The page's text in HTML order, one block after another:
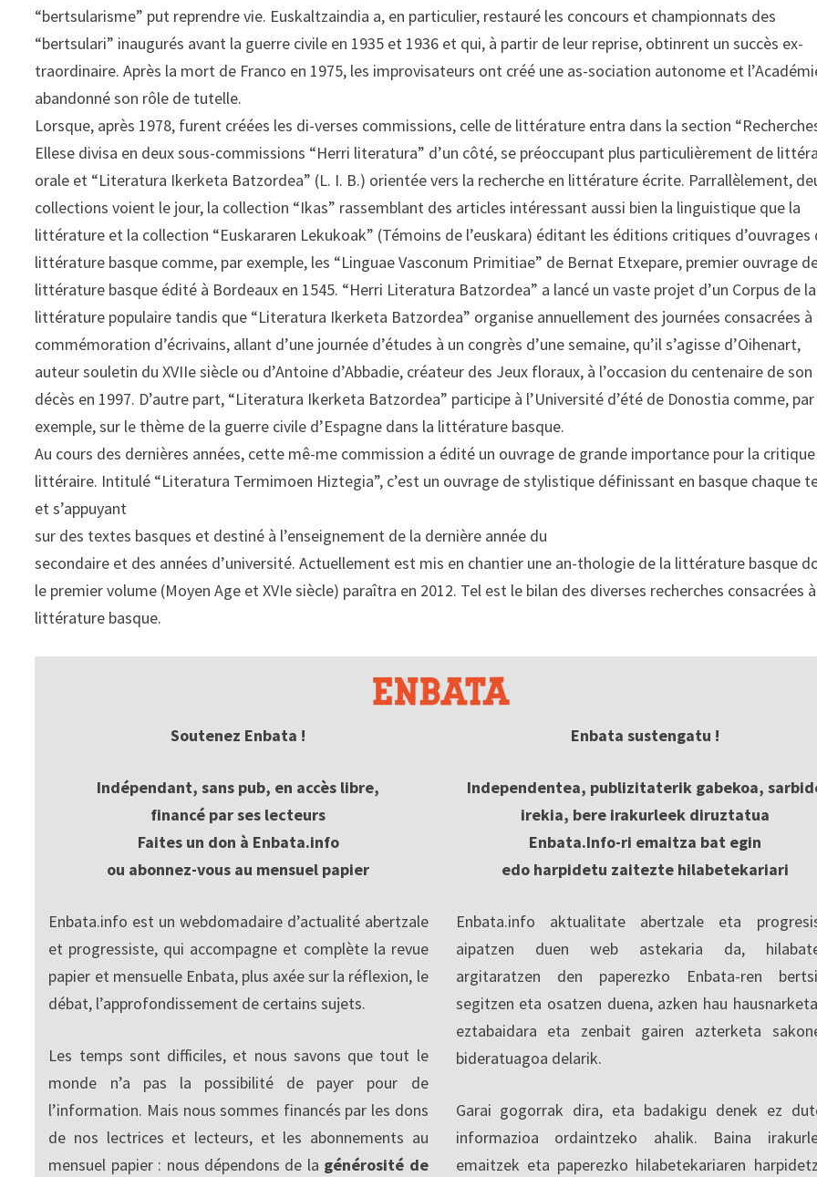
“bertsularisme” put reprendre vie. Euskaltzaindia a, en particulier, restauré les concours et championnats des
“bertsulari” inaugurés avant la guerre civile en 1935 et 1936 et qui, à partir de leur reprise, obtinrent un succès ex-
traordinaire. Après la mort de Franco en 1975, les improvisateurs ont créé une as-sociation autonome et
abandonné son rôle de tutelle.
Lorsque, après 1978, furent créées les di-verses commissions, celle de littérature entra dans la section
Ellese divisa en deux sous-commissions “Herri literatura” d’un côté, se préoccupant plus particulièrement de
orale et “Literatura Ikerketa Batzordea” (L. I. B.) orientée vers la recherche en littérature écrite. Parrallèlement,
collections voient le jour, la collection “Ikas” rassemblant des articles intéressant aussi bien la linguistique que la
littérature et la collection “Euskararen Lekukoak” (Témoins de l’euskara) éditant les éditions critiques d’ouvrages
littérature basque comme, par exemple, les “Linguae Vasconum Primitiae” de Bernat Etxepare, premier ouvrage
littérature basque édité à Bordeaux en 1545. “Herri Literatura Batzordea” a lancé un vaste projet d’un Corpus de la
littérature populaire tandis que “Literatura Ikerketa Batzordea” organise annuellement des journées consacrées à
commémoration d’écrivains, allant d’une journée d’études à un congrès d’une semaine, qu’il s’agisse d’Oihenart,
auteur souletin du XVIIe siècle ou d’Antoine d’Abbadie, créateur des Jeux floraux, à l’occasion du centenaire de son
décès en 1997. D’autre part, “Literatura Ikerketa Batzordea” participe à l’Université d’été de Donostia comme, par
exemple, sur le thème de la guerre civile d’Espagne dans la littérature basque.
Au cours des dernières années, cette mê-me commission a édité un ouvrage de grande importance pour la critique
littéraire. Intitulé “Literatura Termimoen Hiztegia”, c’est un ouvrage de stylistique définissant en basque chaque
et s’appuyant
sur des textes basques et destiné à l’enseignement de la dernière année du
secondaire et des années d’université. Actuellement est mis en chantier une an-thologie de la littérature basque
le premier volume (Moyen Age et XVIe siècle) paraîtra en 2012. Tel est le bilan des diverses recherches consacrées
littérature basque.
Soutenez Enbata !
Indépendant, sans pub, en accès libre,
financé par ses lecteurs
Faites un don à Enbata.info
ou abonnez-vous au mensuel papier
Enbata.info est un webdomadaire d’actualité abertzale
et progressiste, qui accompagne et complète la revue
papier et mensuelle Enbata, plus axée sur la réflexion, le
débat, l’approfondissement de certains sujets.
Les temps sont difficiles, et nous savons que tout le
monde n’a pas la possibilité de payer pour de
l’information. Mais nous sommes financés par les dons
de nos lectrices et lecteurs, et les abonnements au
mensuel papier : nous dépendons de la générosité de
Enbata sustengatu !
Independentea, publizitaterik gabekoa,
irekia, bere irakurleek diruztatua
Enbata.Info-ri emaitza bat egin
edo harpidetu zaitezte hilabetekariari
Enbata.info aktualitate abertzale eta
aipatzen duen web astekaria da,
argitaratzen den paperezko Enbata-ren
segitzen eta osatzen duena, azken hau
eztabaidara eta zenbait gairen azterketa
bideratuagoa delarik.
Garai gogorrak dira, eta badakigu denek ez
informazioa ordaintzeko ahalik. Baina
emaitzek eta paperezko hilabetekariaren